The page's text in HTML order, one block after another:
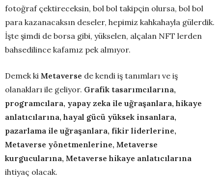
fotoğraf çektireceksin, bol bol takipçin olursa, bol bol
para kazanacaksın deseler, hepimiz kahkahayla gülerdik.
İşte şimdi de borsa gibi, yükselen, alçalan NFT lerden
bahsedilince kafamız pek almıyor.
Demek ki Metaverse de kendi iş tanımları ve iş
olanakları ile geliyor. Grafik tasarımcılarına,
programcılara, yapay zeka ile uğraşanlara, hikaye
anlatıcılarına, hayal gücü yüksek insanlara,
pazarlama ile uğraşanlara, fikir liderlerine,
Metaverse yönetmenlerine, Metaverse
kurgucularına, Metaverse hikaye anlatıcılarına
ihtiyaç olacak.